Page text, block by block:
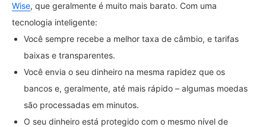
Wise, que geralmente é muito mais barato. Com uma
tecnologia inteligente:
Você sempre recebe a melhor taxa de câmbio, e tarifas
baixas e transparentes.
Você envia o seu dinheiro na mesma rapidez que os
bancos e, geralmente, até mais rápido – algumas moedas
são processadas em minutos.
O seu dinheiro está protegido com o mesmo nível de